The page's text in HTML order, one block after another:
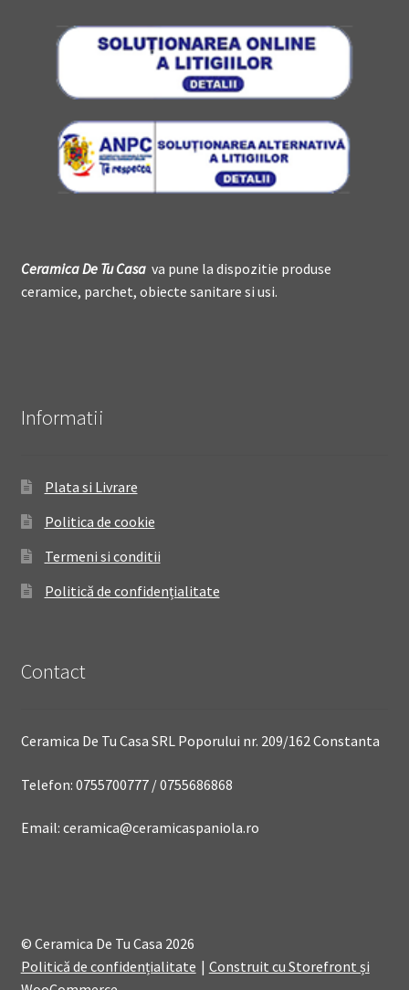
Ceramica DeTu Casava pune la dispozitie produse
ceramice, parchet, obiecte sanitare si usi.
Informatii
Plata si Livrare
Politica de cookie
Termeni si conditii
Politică de confidențialitate
Contact
Ceramica De Tu Casa SRL Poporului nr. 209/162 Constanta
Telefon: 0755700777 / 0755686868
Email: ceramica@ceramicaspaniola.ro
© Ceramica De Tu Casa 2026
Politică de confidențialitate
Construit cu Storefront și